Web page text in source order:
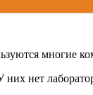
многие
нет